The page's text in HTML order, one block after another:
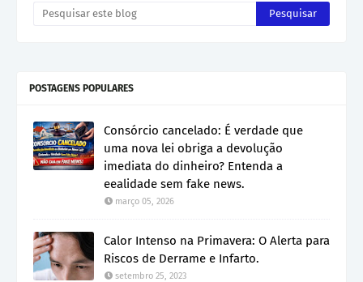
POSTAGENS POPULARES
Consórcio cancelado: É verdade que
uma nova lei obriga a devolução
imediata do dinheiro? Entenda a
eealidade sem fake news.
março 05, 2026
Calor Intenso na Primavera: O Alerta para
Riscos de Derrame e Infarto.
setembro 25, 2023